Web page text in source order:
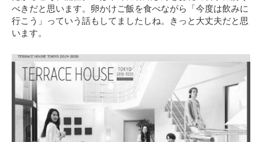
べきだと思います。卵かけご飯を食べながら「今度は飲みに
行こう」っていう話もしてましたしね。きっと大丈夫だと思
います。